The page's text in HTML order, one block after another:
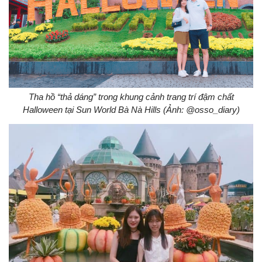
Tha hồ “thả dáng” trong khung cảnh trang trí đậm chất
Halloween tại Sun World Bà Nà Hills (Ảnh: @osso_diary)